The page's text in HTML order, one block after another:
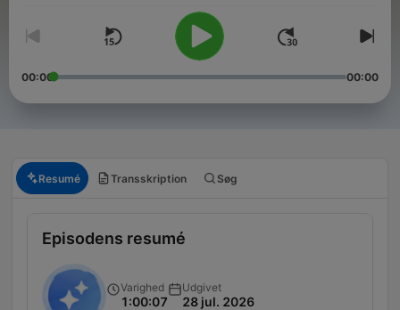
00:00 00:00
Resumé Transskription Søg
Episodens resumé
Varighed
1:00:07
Udgivet
28 jul. 2026